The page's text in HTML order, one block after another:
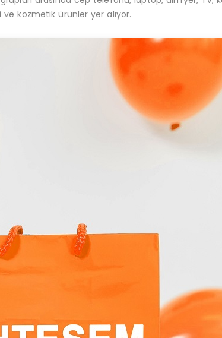
kozmetik ürünler yer alıyor.